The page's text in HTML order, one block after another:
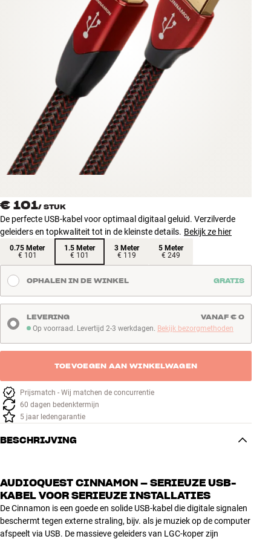
INSPIRATIE
MERKEN
NIEUW
AANBIEDINGEN
Winkels
Klantenservice
Klantenservice
Bouw met geluid
€ 101/ STUK
De perfecte USB-kabel voor optimaal digitaal geluid. Verzilverde
geleiders en topkwaliteit tot in de kleinste details. Bekijk ze hier
0.75 Meter
€ 101
1.5 Meter
€ 101
3 Meter
€ 119
5 Meter
€ 249
OPHALEN IN DE WINKEL GRATIS
Op voorraad. Levertijd 2-3 werkdagen
Op voorraad. Levertijd 2-3 werkdagen. Bekijk bezorgmethoden
LEVERING VANAF € 0
TOEVOEGEN AAN WINKELWAGEN
Prijsmatch - Wij matchen de concurrentie
60 dagen bedenktermijn
5 jaar ledengarantie
BESCHRIJVING
AUDIOQUEST CINNAMON – SERIEUZE USB-
KABEL VOOR SERIEUZE INSTALLATIES
De Cinnamon is een goede en solide USB-kabel die digitale signalen
beschermt tegen externe straling, bijv. als je muziek op de computer
afspeelt via USB. De massieve geleiders van LGC-koper zijn